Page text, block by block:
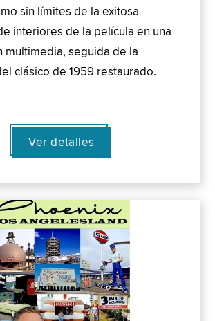
sin límites de la exitosa
interiores de la película en una
multimedia, seguida de la
clásico de 1959 restaurado.
Ver detalles